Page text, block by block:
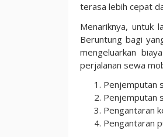
terasa lebih cepat
Menariknya, untuk
Beruntung bagi
mengeluarkan
perjalanan sewa
Penjemputan
Penjemputan
Pengantaran
Pengantaran